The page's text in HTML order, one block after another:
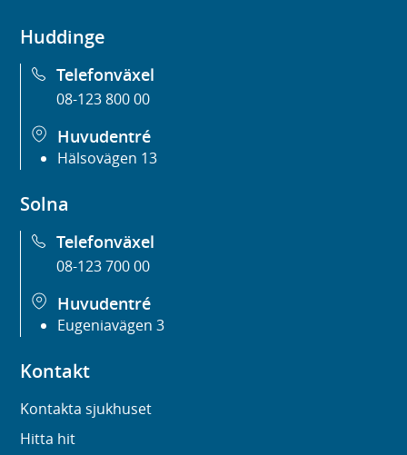
Huddinge
Telefonväxel
08-123 800 00
Huvudentré
Hälsovägen 13
Solna
Telefonväxel
08-123 700 00
Huvudentré
Eugeniavägen 3
Kontakt
Kontakta sjukhuset
Hitta hit